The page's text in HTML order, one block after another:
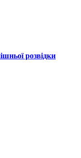
розвідки